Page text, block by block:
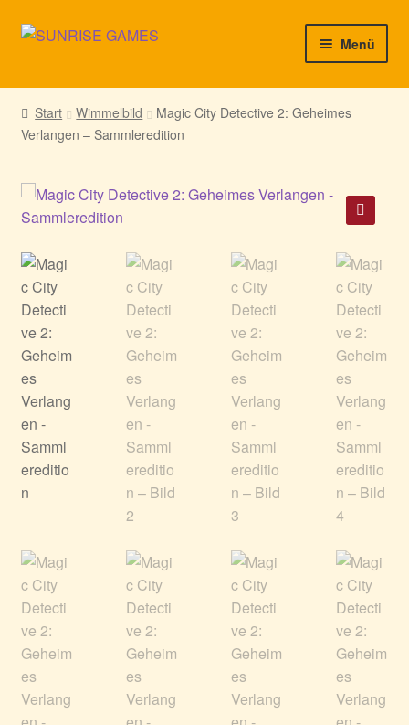
Zur
Zum
Menü
► Startseite
► Neuigkeiten von uns
► Support/Hilfe
Start Wimmelbild
Magic City Detective 2: Geheimes
Verlangen – Sammleredition